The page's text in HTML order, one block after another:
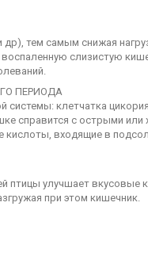
тем самым снижая
слизистую
ПЕРИОДА
клетчатка
справится с острыми или
входящие в
птицы улучшает вкусовые
при этом кишечник.